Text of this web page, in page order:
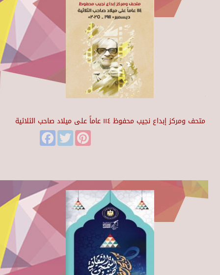
متحف ومركز إبداع نجيب محفوظ ١١٤ عاماً على ميلاد صاحب الثلاثية
FacebookTwitter